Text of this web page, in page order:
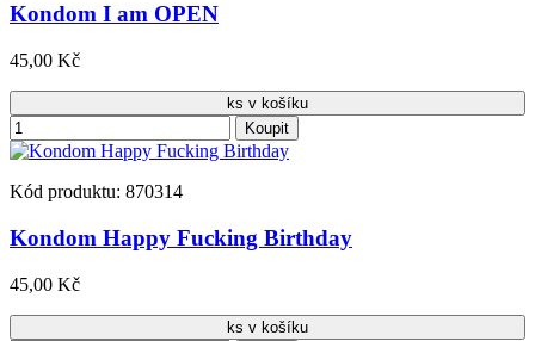
Kondom I am OPEN
45,00 Kč
ks v košíku
Koupit
Kód produktu: 870314
Kondom Happy Fucking Birthday
45,00 Kč
ks v košíku